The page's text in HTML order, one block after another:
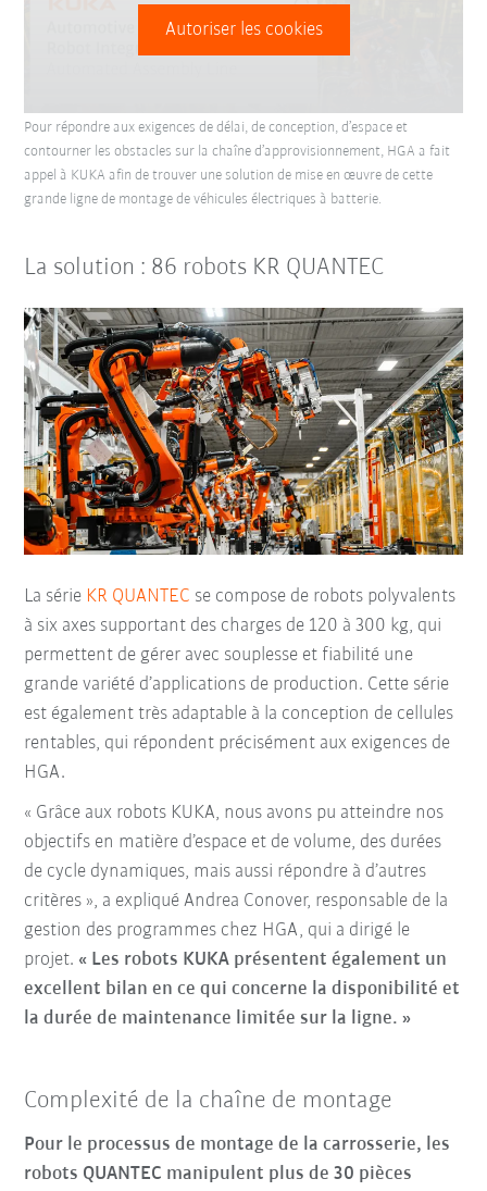
Autoriser les cookies
Pour répondre aux exigences de délai, de conception, d’espace et
contourner les obstacles sur la chaîne d’approvisionnement, HGA a fait
appel à KUKA afin de trouver une solution de mise en œuvre de cette
grande ligne de montage de véhicules électriques à batterie.
La solution : 86 robots KR QUANTEC
La série KR QUANTEC se compose de robots polyvalents
à six axes supportant des charges de 120 à 300 kg, qui
permettent de gérer avec souplesse et fiabilité une
grande variété d’applications de production. Cette série
est également très adaptable à la conception de cellules
rentables, qui répondent précisément aux exigences de
HGA.
« Grâce aux robots KUKA, nous avons pu atteindre nos
objectifs en matière d’espace et de volume, des durées
de cycle dynamiques, mais aussi répondre à d’autres
critères », a expliqué Andrea Conover, responsable de la
gestion des programmes chez HGA, qui a dirigé le
projet. « Les robots KUKA présentent également un
excellent bilan en ce qui concerne la disponibilité et
la durée de maintenance limitée sur la ligne. »
Complexité de la chaîne de montage
Pour le processus de montage de la carrosserie, les
robots QUANTEC manipulent plus de 30 pièces